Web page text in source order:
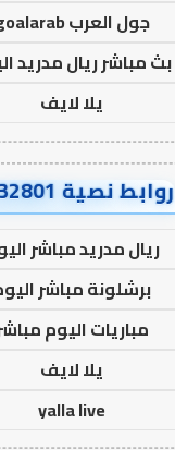
جول العرب goalarab
بث مباشر ريال مدريد
يلا لايف
روابط نصية AA32801
ريال مدريد مباشر
برشلونة مباشر
مباريات اليوم
يلا لايف
yalla live